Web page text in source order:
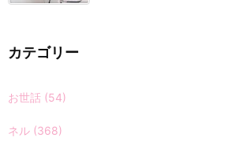
カテゴリー
お世話 (54)
ネル (368)